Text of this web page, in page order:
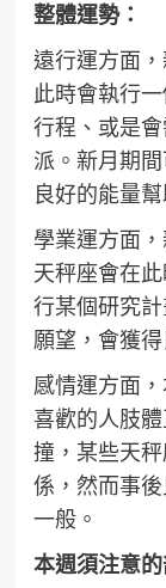
整體運勢：
遠行運方面
此時會執行
行程、或是
派。新月期
良好的能量幫
學業運方面
天秤座會在
行某個研究
願望，會獲
感情運方面
喜歡的人肢
撞，某些天
係，然而事
一般。
本週須注意的